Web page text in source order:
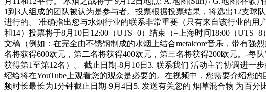
1到3人组成的团队被认为是参与者。投票根据投票结果，将选出12支球
进行的。 准确指出您与水烟行业的联系非常重要（只有来自该行业的
和14）投票将于8月10日12:00（UTS+0）结束（=上海时间18:00（
文稿（例如：在完全由不锈钢制成的水烟上结合metalcore音乐，带有强
名将获得600欧元，第二名将获得400欧元，第三名将获得200欧元。-每
获得第1至第12名）。 截止日期-8月10日3. 联系我们 活动主管协调进一
绍给将在YouTube上观看您的观众是必要的。在视频中，您需要介绍您
频时长最长为1分钟截止日期-9月4日5. 发送有关您的 烟草混合物 为百